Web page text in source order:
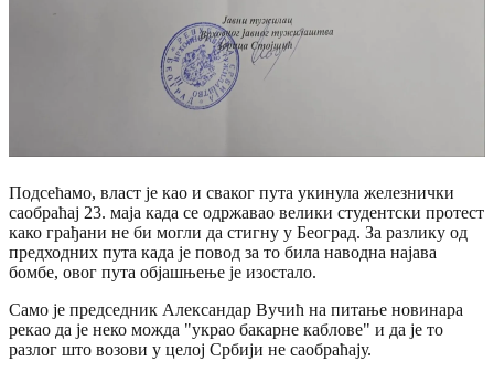
Подсећамо, власт је као и сваког пута укинула железнички
саобраћај 23. маја када се одржавао велики студентски протест
како грађани не би могли да стигну у Београд. За разлику од
предходних пута када је повод за то била наводна најава
бомбе, овог пута објашњење је изостало.
Само је председник Александар Вучић на питање новинара
рекао да је неко можда "украо бакарне каблове" и да је то
разлог што возови у целој Србији не саобраћају.